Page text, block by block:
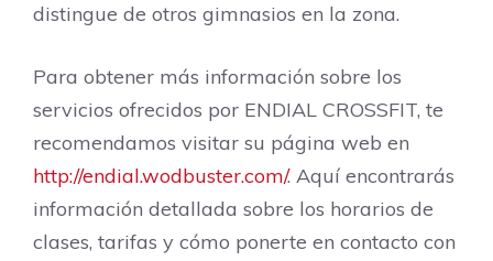
distingue de otros gimnasios en la zona.
Para obtener más información sobre los
servicios ofrecidos por ENDIAL CROSSFIT, te
recomendamos visitar su página web en
http://endial.wodbuster.com/. Aquí encontrarás
información detallada sobre los horarios de
clases, tarifas y cómo ponerte en contacto con